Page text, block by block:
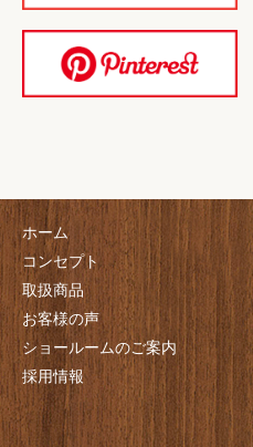
ホーム
コンセプト
取扱商品
お客様の声
ショールームのご案内
採用情報